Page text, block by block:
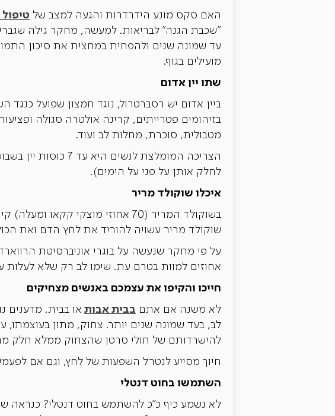
האם סקס מונע הידרדרות והגעה למצב של טיפול
"שכבת הגנה" לבריאות. למעשה, מחקר גילה
עד שמונה שנים ולהפחית במחצית את סיכון
מועילים בגוף.
שתו יין אדום
ביין אדום יש רסברטרול, נוגד חמצון שפועל
בזיהומים פטרייתים, קרינה אולטרה סגולה
מטבולית, סוכרת, מחלות לב ועוד.
לחלק אותן על פני על הימים).
איכלו שוקולד מריר
בשוקולד המריר (70 אחוזי מוצקי
שוקולד מריר עשויה להוריד את לחץ הדם ואת
אחוזים למוות בטרם עת. שימו לב רק שלא לעלות
חייכו והקיפו את עצמכם באנשים מצחיקים
לא משנה אם אתם בבית אבות או בבית. מדענים
לב, בעד שמונה שנים יותר. צחוק, מתון בעוצמתו,
להישרדותם של חולי סרטן שהצחוק ממלא חלק
חיוך מסייע לנטרל השפעות של לחץ, וגם אם
השתמשו בחוט דנטלי
לא נשמע כיף כ"כ להשתמש בחוט דנטלי? כנראה